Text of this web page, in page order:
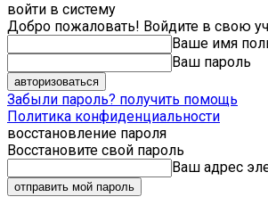
войти в систему
Добро пожаловать! Войдите в свою
Ваше имя
Ваш пароль
Забыли пароль? получить помощь
Политика конфиденциальности
восстановление пароля
Восстановите свой пароль
Ваш адрес